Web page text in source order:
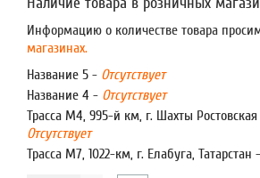
Информацию о количестве товара
магазинах.
Название 5 - Отсутствует
Название 4 - Отсутствует
Трасса М4, 995-й км, г. Шахты
Отсутствует
Трасса М7, 1022-км, г. Елабуга, Татарстан -